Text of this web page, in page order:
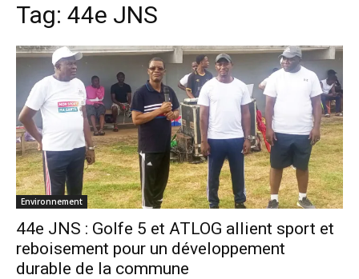
Tag: 44e JNS
Environnement
44e JNS : Golfe 5 et ATLOG allient sport et
reboisement pour un développement
durable de la commune